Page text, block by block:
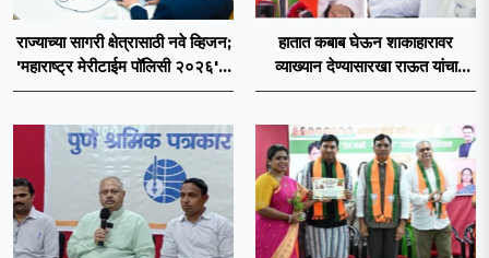
राज्याच्या सागरी क्षेत्रासाठी नवे व्हिजन;
'महाराष्ट्र मेरीटाईम पॉलिसी २०२६'चा
प्रस्ताव
हातात कबाब घेऊन शाकाहारावर
व्याख्यान देण्यासारखा राऊत यांचा
प्रयत्न - नवनाथ बन